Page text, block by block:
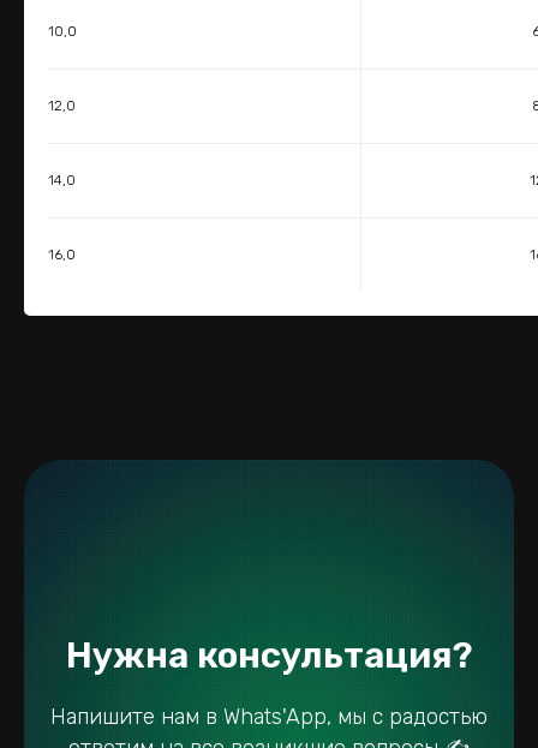
10,0
12,0
14,0
16,0
Нужна консультация?
Напишите нам в Whats'App, мы с радостью